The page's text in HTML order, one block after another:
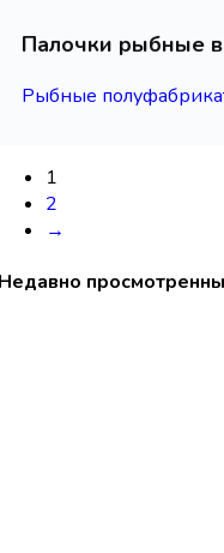
Палочки рыбные
Рыбные
1
2
→